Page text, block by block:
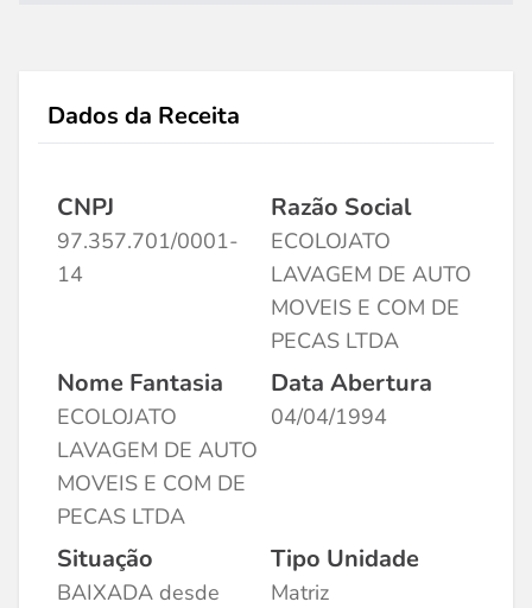
Dados da Receita
CNPJ
97.357.701/0001-
14
Razão Social
ECOLOJATO
LAVAGEM DE AUTO
MOVEIS E COM DE
PECAS LTDA
Nome Fantasia
ECOLOJATO
LAVAGEM DE AUTO
MOVEIS E COM DE
PECAS LTDA
Data Abertura
04/04/1994
Situação
BAIXADA desde
Tipo Unidade
Matriz